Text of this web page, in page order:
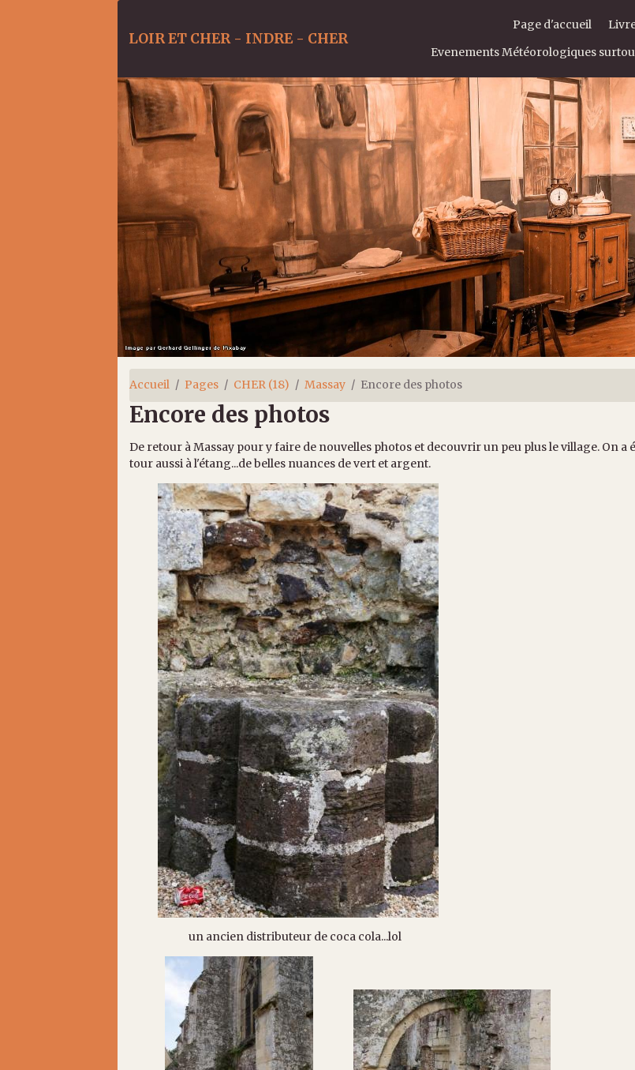
LOIR ET CHER - INDRE - CHER
Page d'accueil
Evenements Météorologiques
Accueil Pages CHER (18) Massay Encore des photos
Encore des photos
De retour à Massay pour y faire de nouvelles photos et decouvrir un peu plus le village. On a
tour aussi à l'étang...de belles nuances de vert et argent.
un ancien distributeur de coca cola...lol